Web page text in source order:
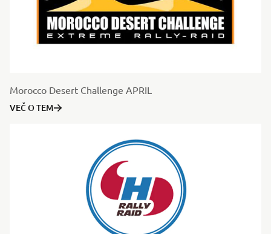
Morocco Desert Challenge APRIL
VEČ O TEM